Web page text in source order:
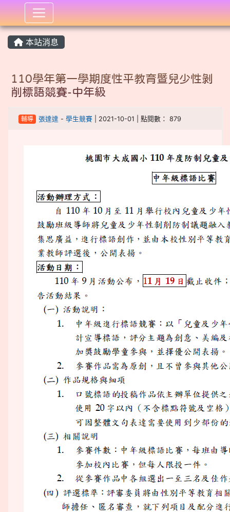
:::
本站消息
110學年第一學期度性平教育暨兒少性剝
削標語競賽-中年級
輔導 張達達 - 學生競賽| 2021-10-01 | 點閱數： 879